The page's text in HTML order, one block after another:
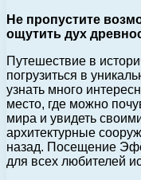
Не пропустите
ощутить дух
Путешествие в
погрузиться в
узнать много
место, где можно
мира и увидеть
архитектурные
назад. Посещение
для всех любителей